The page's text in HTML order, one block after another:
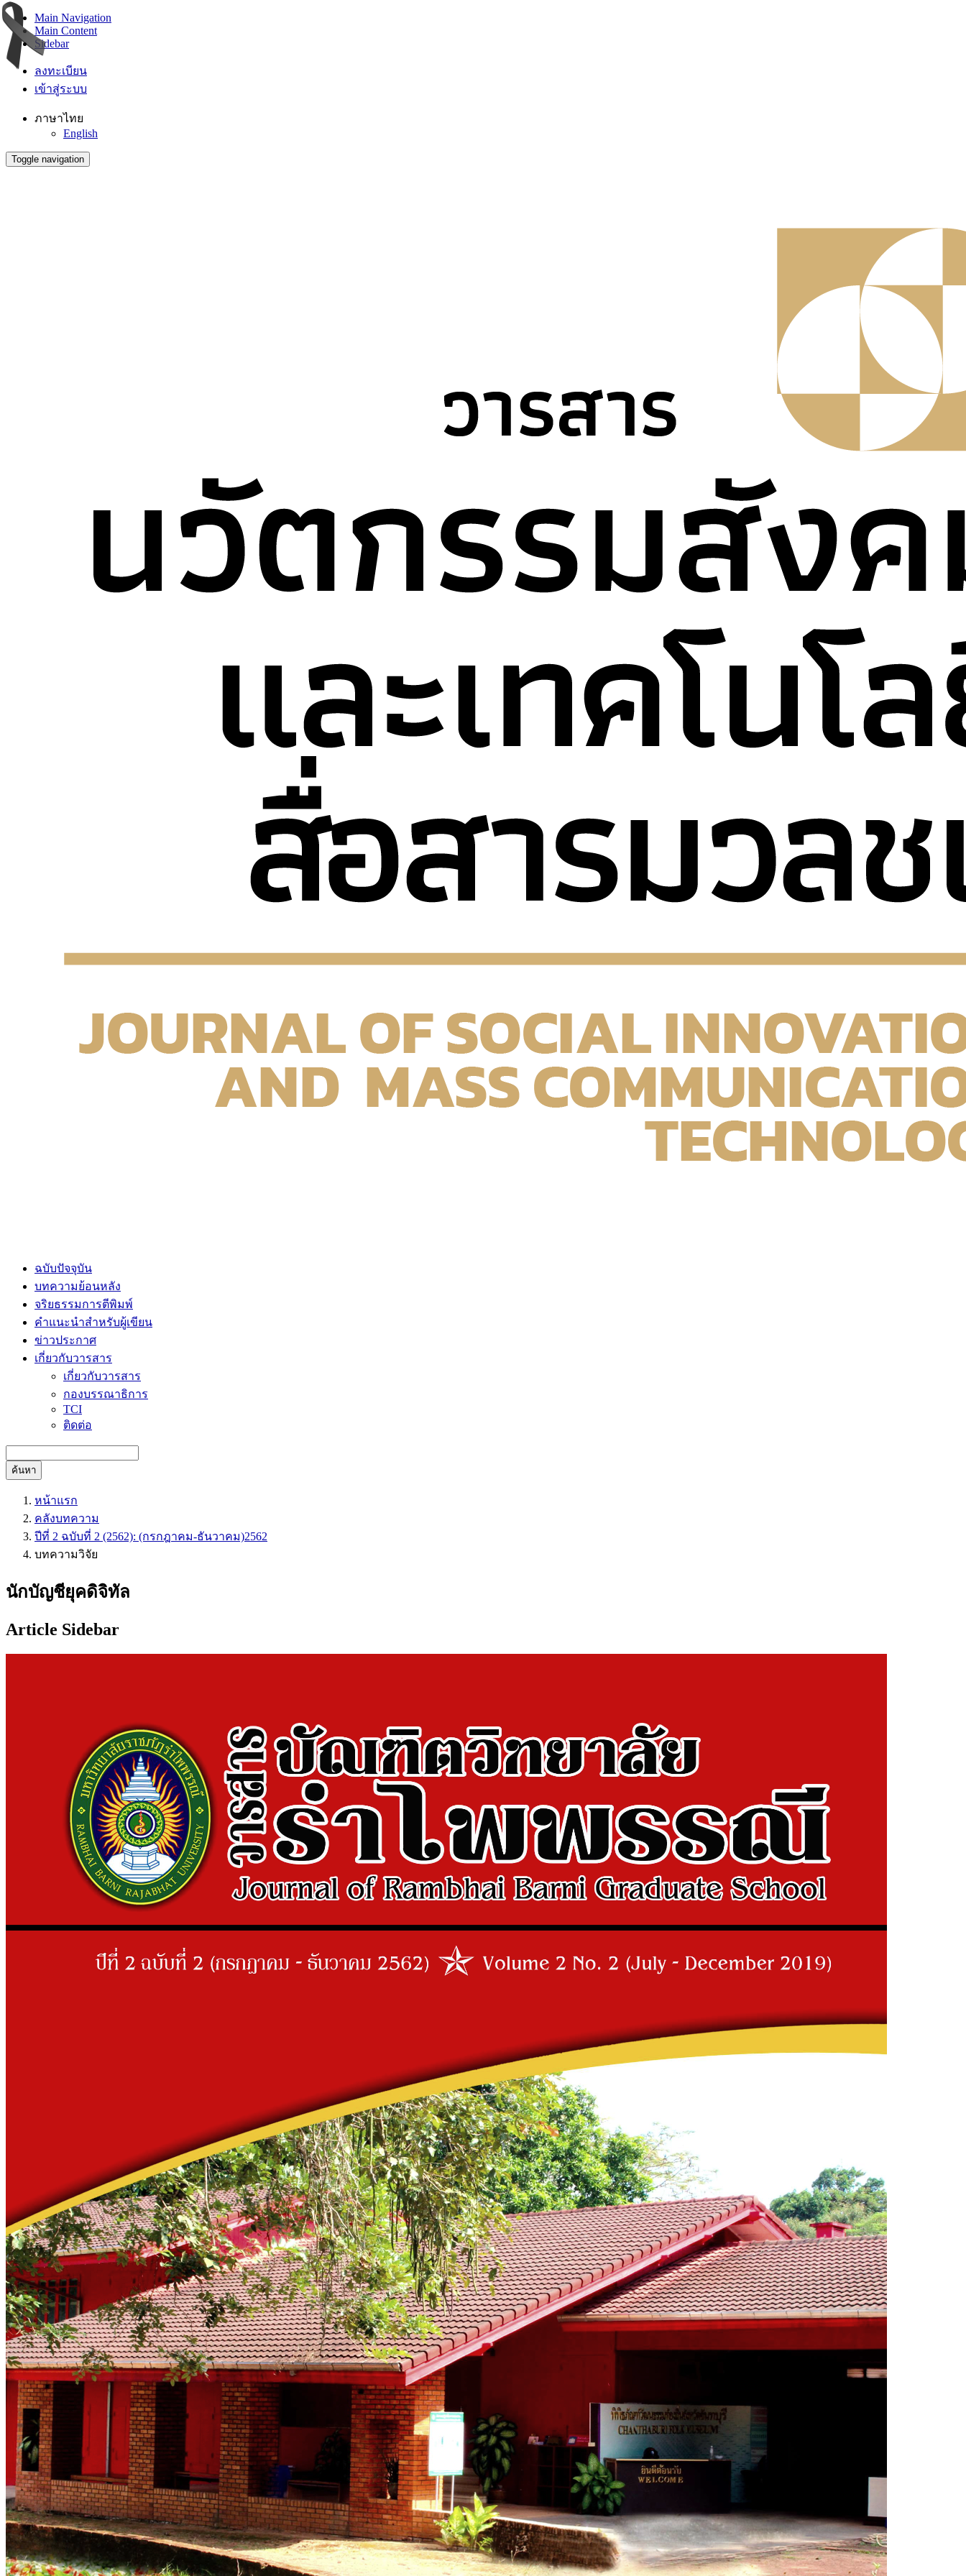
Main Navigation
Main Content
Sidebar
ลงทะเบียน
เข้าสู่ระบบ
ภาษาไทย
English
Toggle navigation
ฉบับปัจจุบัน
บทความย้อนหลัง
จริยธรรมการตีพิมพ์
คำแนะนำสำหรับผู้เขียน
ข่าวประกาศ
เกี่ยวกับวารสาร
เกี่ยวกับวารสาร
กองบรรณาธิการ
TCI
ติดต่อ
ค้นหา
หน้าแรก
คลังบทความ
ปีที่ 2 ฉบับที่ 2 (2562): (กรกฎาคม-ธันวาคม)2562
บทความวิจัย
นักบัญชียุคดิจิทัล
Article Sidebar